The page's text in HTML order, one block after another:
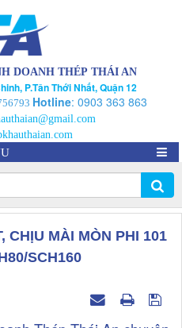
DOANH THÉP THÁI AN
P.Tân Thới Nhất, Quận 12
Hotline: 0903 363 863
CHỊU MÀI MÒN PHI 101
SCH160